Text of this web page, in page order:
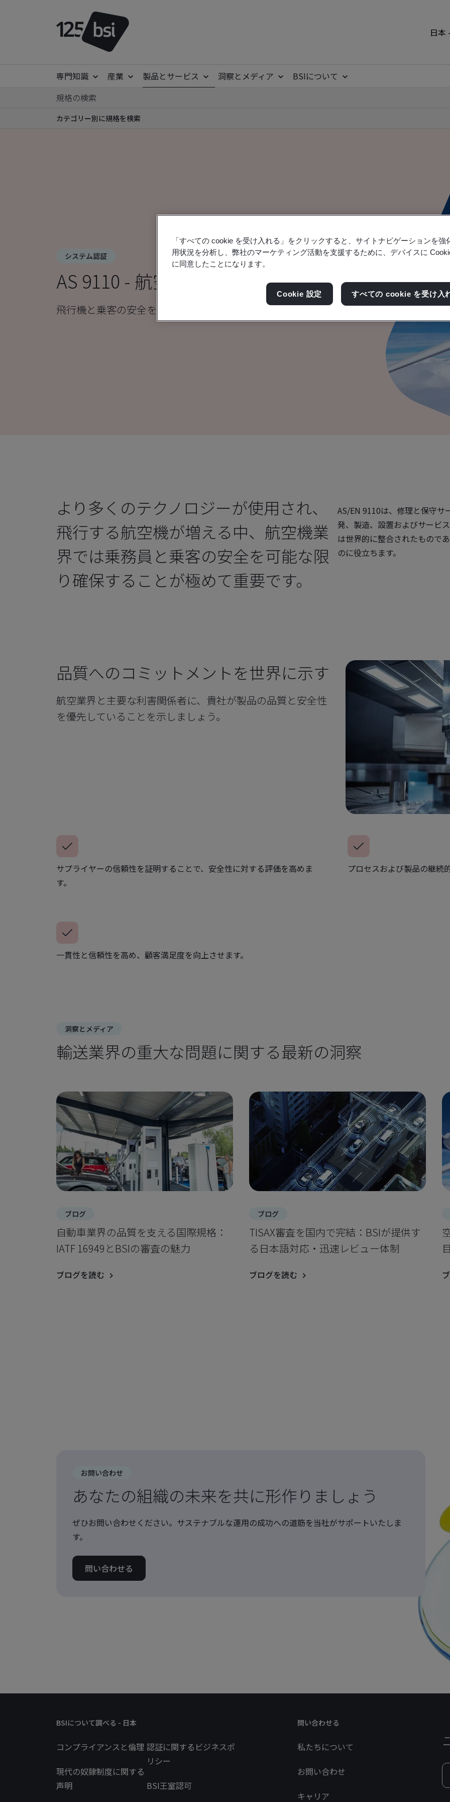
日本
専門知識 産業 製品とサービス 洞察とメディア
BSIについて
規格の検索
カテゴリー別に規格を検索
システム認証
AS 9110 - 航空機の整備
飛行機と乗客の安全を守りましょう。
より多くのテクノロジーが使用され、
飛行する航空機が増える中、航空機業
界では乗務員と乗客の安全を可能な限
り確保することが極めて重要です。
AS/EN 9110は、修理と保守
発、製造、設置およびサービ
は世界的に整合されたもので
のに役立ちます。
品質へのコミットメントを世界に示す
航空業界と主要な利害関係者に、貴社が製品の品質と安全性
を優先していることを示しましょう。
サプライヤーの信頼性を証明することで、安全性に対する評価を高めま
す。
プロセスおよび製品の継続
一貫性と信頼性を高め、顧客満足度を向上させます。
洞察とメディア
輸送業界の重大な問題に関する最新の洞察
ブログ
自動車業界の品質を支える国際規格：
IATF 16949とBSIの審査の魅力
ブログを読む
ブログ
TISAX審査を国内で完結：BSIが提供す
る日本語対応・迅速レビュー体制
ブログを読む
お問い合わせ
あなたの組織の未来を共に形作りましょう
ぜひお問い合わせください。サステナブルな運用の成功への道筋を当社がサポートいたしま
す。
問い合わせる
BSIについて調べる - 日本
コンプライアンスと倫理
現代の奴隷制度に関する
声明
認証に関するビジネスポ
リシー
BSI王室認可
問い合わせる
私たちについて
お問い合わせ
キャリア
「すべての cookie を受け入れる」をクリックすると、サイトナビゲーションを強
用状況を分析し、弊社のマーケティング活動を支援するために、デバイスに
に同意したことになります。
Cookie 設定 すべての cookie を受け入